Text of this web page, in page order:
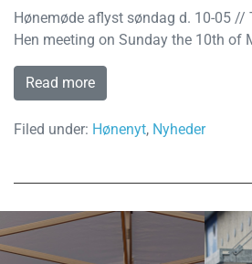
Hønemøde aflyst søndag d. 10-05 //
Hen meeting on Sunday the 10th of
Read more
Filed under: Hønenyt, Nyheder